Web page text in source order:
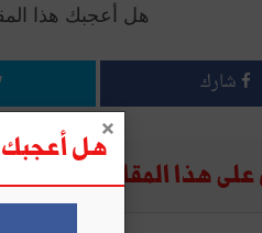
هل أعجبك هذا
شارك
هذا المقال
هل أعجبك